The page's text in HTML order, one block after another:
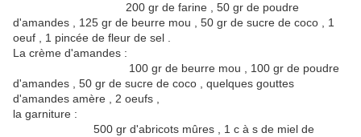
200 gr de farine , 50 gr de poudre
d'amandes , 125 gr de beurre mou , 50 gr de sucre de coco , 1
oeuf , 1 pincée de fleur de sel .
La crème d'amandes :
100 gr de beurre mou , 100 gr de poudre
d'amandes , 50 gr de sucre de coco , quelques gouttes
d'amandes amère , 2 oeufs ,
la garniture :
500 gr d'abricots mûres , 1 c à s de miel de